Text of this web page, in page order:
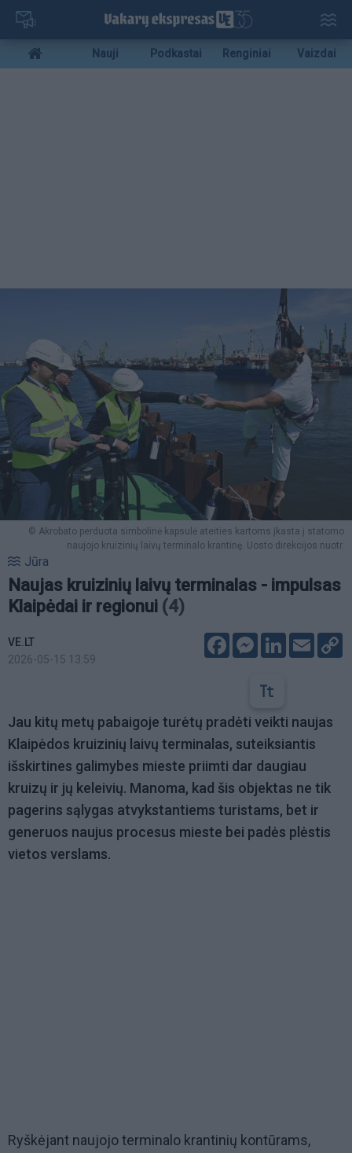
Pereiti
pagrindinį
turinį
Mobile
menu
Nauji Podkastai Renginiai Vaizdai
© Akrobato perduota simbolinė kapsulė ateities kartoms įkasta į statomo
naujojo kruizinių laivų terminalo krantinę. Uosto direkcijos nuotr.
Jūra
Naujas kruizinių laivų terminalas - impulsas
Klaipėdai ir regionui (4)
VE.LT
2026-05-15 13:59
FacebookMessenger
LinkedIn
Email
Jau kitų metų pabaigoje turėtų pradėti veikti naujas
Klaipėdos kruizinių laivų terminalas, suteiksiantis
išskirtines galimybes mieste priimti dar daugiau
kruizų ir jų keleivių. Manoma, kad šis objektas ne tik
pagerins sąlygas atvykstantiems turistams, bet ir
generuos naujus procesus mieste bei padės plėstis
vietos verslams.
Ryškėjant naujojo terminalo krantinių kontūrams,